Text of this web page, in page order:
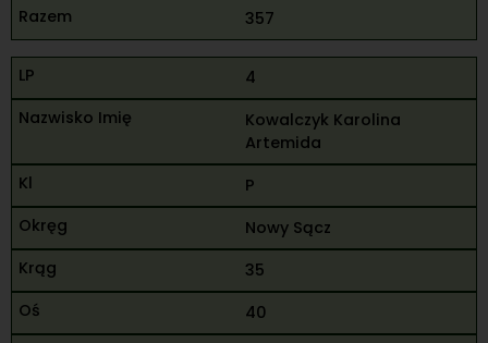
357
4
Kowalczyk Karolina
Artemida
P
Nowy Sącz
35
40